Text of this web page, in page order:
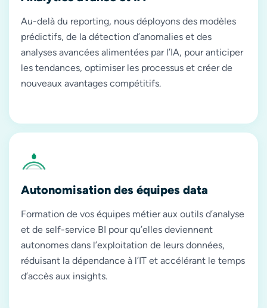
Au-delà du reporting, nous déployons des modèles
prédictifs, de la détection d’anomalies et des
analyses avancées alimentées par l’IA, pour anticiper
les tendances, optimiser les processus et créer de
nouveaux avantages compétitifs.
Autonomisation des équipes data
Formation de vos équipes métier aux outils d’analyse
et de self-service BI pour qu’elles deviennent
autonomes dans l’exploitation de leurs données,
réduisant la dépendance à l’IT et accélérant le temps
d’accès aux insights.